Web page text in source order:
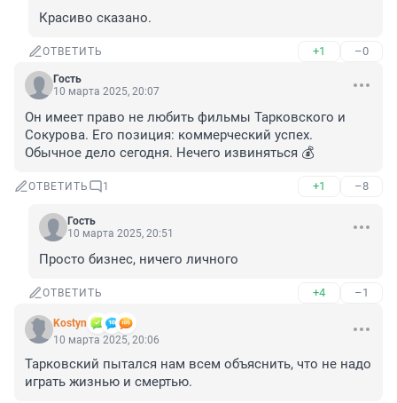
Красиво сказано.
ОТВЕТИТЬ +1 –0
Гость
10 марта 2025, 20:07
Он имеет право не любить фильмы Тарковского и
Сокурова. Его позиция: коммерческий успех.
Обычное дело сегодня. Нечего извиняться 💰
ОТВЕТИТЬ 1 +1 –8
Гость
10 марта 2025, 20:51
Просто бизнес, ничего личного
ОТВЕТИТЬ +4 –1
Kostyn
10 марта 2025, 20:06
Тарковский пытался нам всем объяснить, что не надо
играть жизнью и смертью.